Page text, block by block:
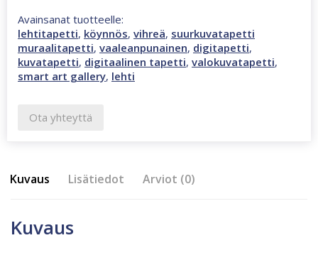
Avainsanat tuotteelle:
lehtitapetti, köynnös, vihreä, suurkuvatapetti
muraalitapetti, vaaleanpunainen, digitapetti,
kuvatapetti, digitaalinen tapetti, valokuvatapetti,
smart art gallery, lehti
Ota yhteyttä
Kuvaus Lisätiedot Arviot (0)
Kuvaus